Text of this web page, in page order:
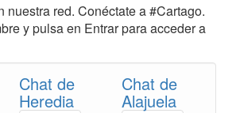
nuestra red. Conéctate a #Cartago.
y pulsa en Entrar para acceder a
Chat de
Heredia
Chat de
Alajuela